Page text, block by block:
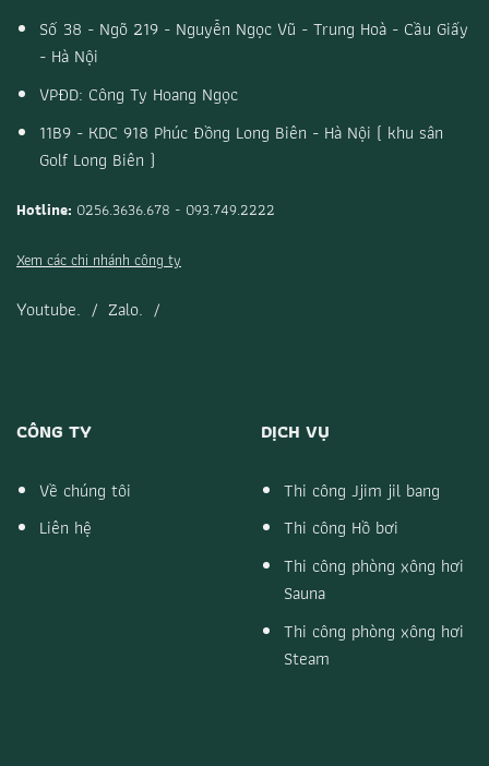
Số 38 - Ngõ 219 - Nguyễn Ngọc Vũ - Trung Hoà - Cầu Giấy
- Hà Nội
VPĐD: Công Ty Hoang Ngọc
11B9 - KDC 918 Phúc Đồng Long Biên - Hà Nội ( khu sân
Golf Long Biên )
Hotline: 0256.3636.678 - 093.749.2222
Xem các chi nhánh công ty
Youtube. / Zalo. /
CÔNG TY
Về chúng tôi
Liên hệ
DỊCH VỤ
Thi công Jjim jil bang
Thi công Hồ bơi
Thi công phòng xông hơi
Sauna
Thi công phòng xông hơi
Steam